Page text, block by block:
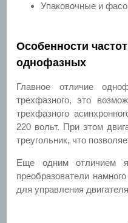
Упаковочные и
Особенности
однофазных
Главное отличие
трехфазного, это
трехфазного
220 вольт. При этом
треугольник, что
Еще одним отличием
преобразователи
для управления